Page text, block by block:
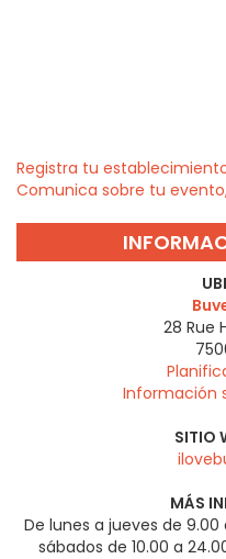
Registra tu
Comunica sobre tu
28 Rue
Información
SITIO
MÁS
De lunes a jueves de 9.00
sábados de 10.00 a